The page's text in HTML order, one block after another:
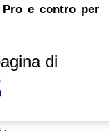
e contro per
di